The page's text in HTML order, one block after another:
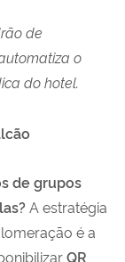
de
o
do hotel.
de grupos
A estratégia
é a
QR